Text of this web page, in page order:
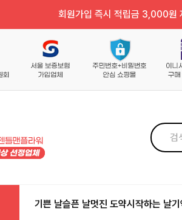
회원가입 즉시 적립금 3,000원
기쁜 날슬픈 날멋진 도약시작하는 날